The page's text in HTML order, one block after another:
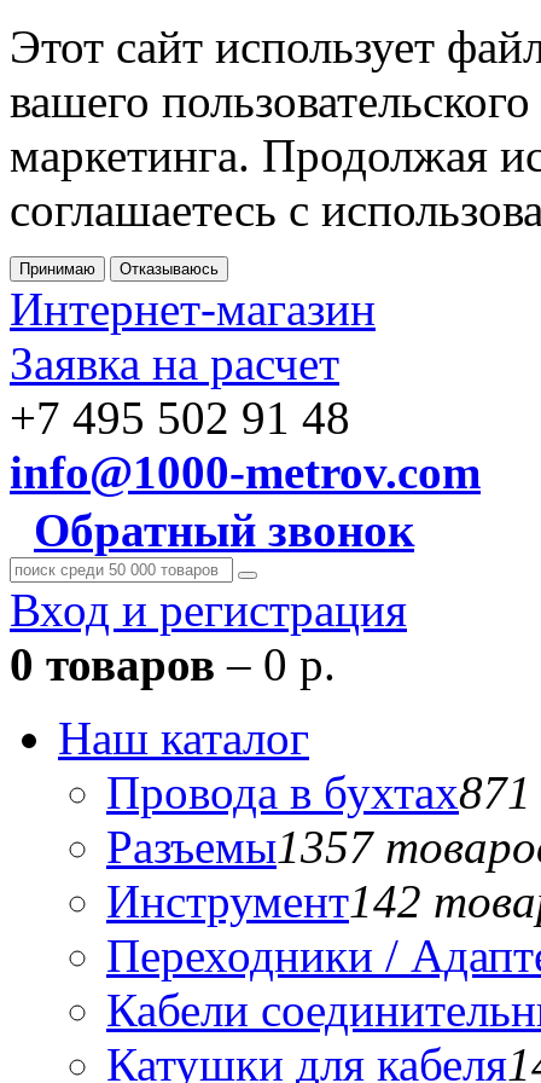
Этот сайт использует
вашего
маркетинга. Продолжая
соглашаетесь с
Принимаю Отказываюсь
Интернет-магазин
Заявка на расчет
+7 495 502 91 48
info@1000-metrov.com
Обратный звонок
Вход и регистрация
0 товаров – 0 р.
Наш каталог
Провода в бухтах
Разъемы1357
Инструмент142
Переходники /
Кабели
Катушки для кабеля